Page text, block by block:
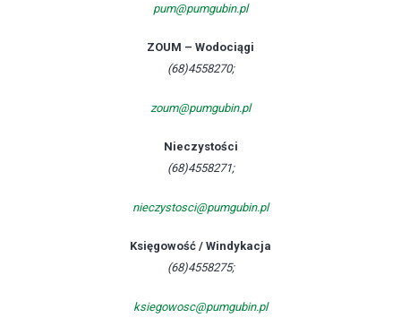
pum@pumgubin.pl
ZOUM – Wodociągi
(68)4558270;
zoum@pumgubin.pl
Nieczystości
(68)4558271;
nieczystosci@pumgubin.pl
Księgowość / Windykacja
(68)4558275;
ksiegowosc@pumgubin.pl